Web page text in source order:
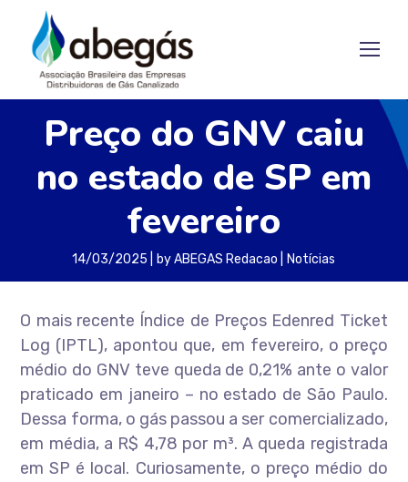
Preço do GNV caiu
no estado de SP em
fevereiro
14/03/2025 byABEGAS Redacao Notícias
O mais recente Índice de Preços Edenred Ticket
Log (IPTL), apontou que, em fevereiro, o preço
médio do GNV teve queda de 0,21% ante o valor
praticado em janeiro – no estado de São Paulo.
Dessa forma, o gás passou a ser comercializado,
em média, a R$ 4,78 por m³. A queda registrada
em SP é local. Curiosamente, o preço médio do